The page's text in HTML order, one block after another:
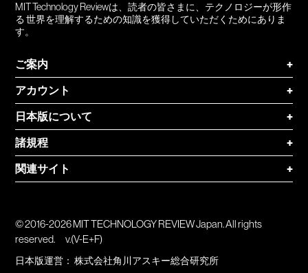
MIT Technology Reviewは、読者の皆さまに、テクノロジーが形作
る 世界を理解するための知識を獲得していただくためにありま
す。
ご案内
+
アカウント
+
日本版について
+
諸規程
+
関連サイト
+
© 2016-2026 MIT TECHNOLOGY REVIEW Japan. All rights
reserved.
v.(V-E+F)
日本版運営：株式会社角川アスキー総合研究所